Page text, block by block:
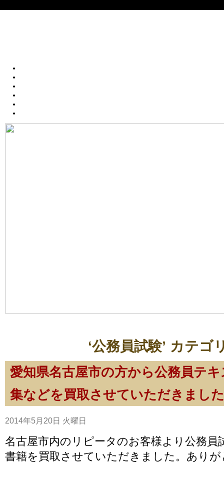
‘公務員試験’ カテゴ
愛知県名古屋市の方から公務員テ
集などを買取させていただきまし
2014年5月20日 火曜日
名古屋市内のリピータのお客様より公務員
書籍を買取させていただきました。あり